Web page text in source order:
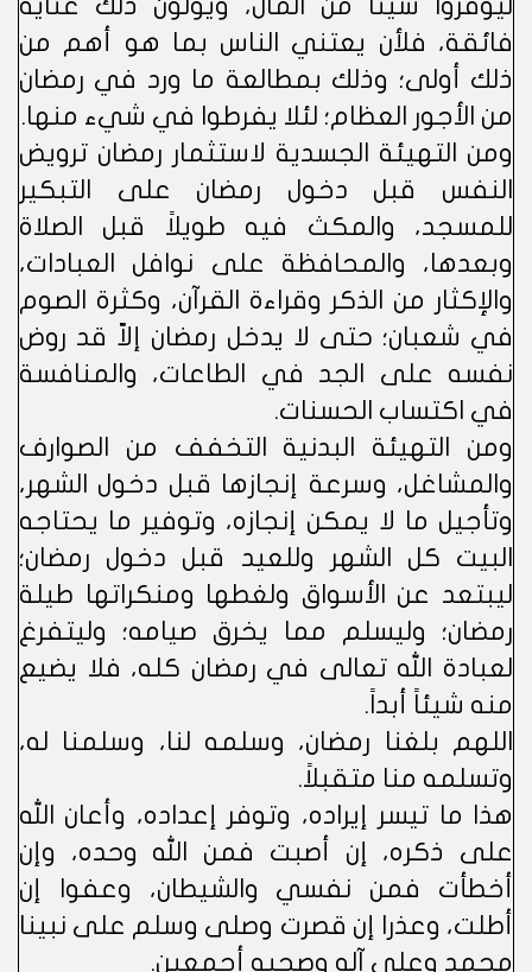
ليوفروا شيئاً من المال، ويُولُون ذلك عناية
فائقة، فلأن يعتني الناس بما هو أهم من
ذلك أولى؛ وذلك بمطالعة ما ورد في رمضان
من الأجور العظام؛ لئلا يفرطوا في شيء منها.
ومن التهيئة الجسدية لاستثمار رمضان ترويض
النفس قبل دخول رمضان على التبكير
للمسجد، والمكث فيه طويلاً قبل الصلاة
وبعدها، والمحافظة على نوافل العبادات،
والإكثار من الذكر وقراءة القرآن، وكثرة الصوم
في شعبان؛ حتى لا يدخل رمضان إلاّ قد روض
نفسه على الجد في الطاعات، والمنافسة
في اكتساب الحسنات.
ومن التهيئة البدنية التخفف من الصوارف
والمشاغل، وسرعة إنجازها قبل دخول الشهر،
وتأجيل ما لا يمكن إنجازه، وتوفير ما يحتاجه
البيت كل الشهر وللعيد قبل دخول رمضان؛
ليبتعد عن الأسواق ولغطها ومنكراتها طيلة
رمضان؛ وليسلم مما يخرق صيامه؛ وليتفرغ
لعبادة الله تعالى في رمضان كله، فلا يضيع
منه شيئاً أبداً.
اللهم بلغنا رمضان، وسلمه لنا، وسلمنا له،
وتسلمه منا متقبلاً.
هذا ما تيسر إيراده، وتوفر إعداده، وأعان الله
على ذكره، إن أصبت فمن الله وحده، وإن
أخطأت فمن نفسي والشيطان، وعفوا إن
أطلت، وعذرا إن قصرت وصلى وسلم على نبينا
محمد وعلى آله وصحبه أجمعين.